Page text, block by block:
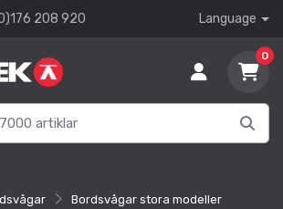
208 920 Language
0
Bordsvågar stora modeller